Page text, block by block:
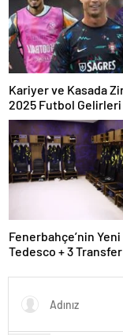
Kariyer ve Kasada
2025 Futbol
Şaşırttı!
Fenerbahçe’nin Yeni
Tedesco + 3